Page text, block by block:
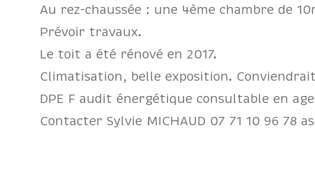
Au rez-chaussée : une 4ème chambre de
Prévoir travaux.
Le toit a été rénové en 2017.
Climatisation, belle exposition.
DPE F audit énergétique consultable en
Contacter Sylvie MICHAUD 07 71 10 96 78